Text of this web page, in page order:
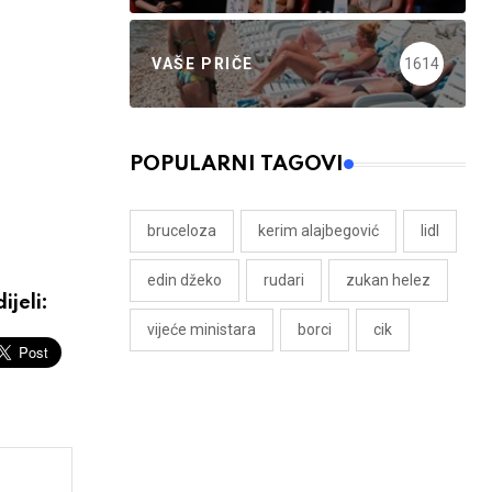
VAŠE PRIČE 1614
POPULARNI TAGOVI
bruceloza kerim alajbegović lidl
edin džeko rudari zukan helez
vijeće ministara borci cik